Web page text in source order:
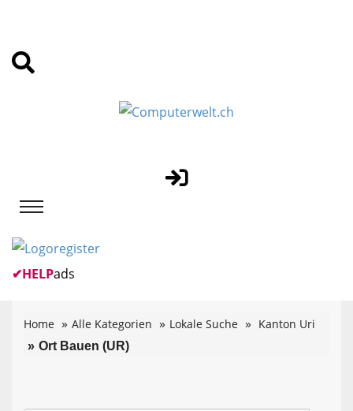
✔HELPads
Home Alle Kategorien Lokale Suche Kanton Uri
Ort Bauen (UR)